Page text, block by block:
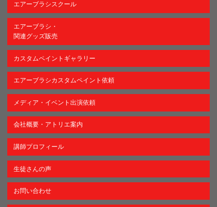
エアーブラシスクール
エアーブラシ・
関連グッズ販売
カスタムペイントギャラリー
エアーブラシカスタムペイント依頼
メディア・イベント出演依頼
会社概要・アトリエ案内
講師プロフィール
生徒さんの声
お問い合わせ